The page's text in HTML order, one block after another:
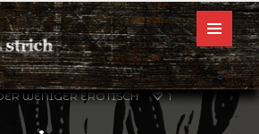
SEX - FRAUEN UND MÄNNER,
WENIGER EROTISCH
1